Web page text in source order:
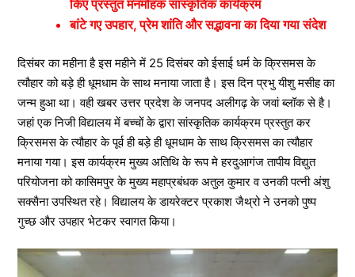
किए प्रस्तुत मनमोहक सांस्कृतिक कार्यक्रम
बांटे गए उपहार, प्रेम शांति और सद्भावना का दिया गया संदेश
दिसंबर का महीना है इस महीने में 25 दिसंबर को ईसाई धर्म के क्रिसमस के
त्यौहार को बड़े ही धूमधाम के साथ मनाया जाता है। इस दिन प्रभु यीशु मसीह का
जन्म हुआ था। वही खबर उत्तर प्रदेश के जनपद अलीगढ़ के जवां ब्लॉक से है।
जहां एक निजी विद्यालय में बच्चों के द्वारा सांस्कृतिक कार्यक्रम प्रस्तुत कर
क्रिसमस के त्यौहार के पूर्व ही बड़े ही धूमधाम के साथ क्रिसमस का त्यौहार
मनाया गया। इस कार्यक्रम मुख्य अतिथि के रूप मे हरदुआगंज तापीय विद्युत
परियोजना को कासिमपुर के मुख्य महाप्रबंधक अतुल कुमार व उनकी पत्नी अंशु
सक्सैना उपस्थित रहे। विद्यालय के डायरेक्टर प्रकाश जैथ्रो ने उनको पुष्प
गुच्छ और उपहार भेटकर स्वागत किया।